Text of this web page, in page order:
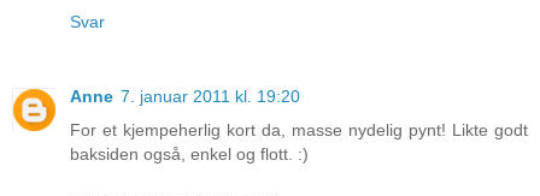
Svar
Anne 7. januar 2011 kl. 19:20
For et kjempeherlig kort da, masse nydelig pynt! Likte godt
baksiden også, enkel og flott. :)